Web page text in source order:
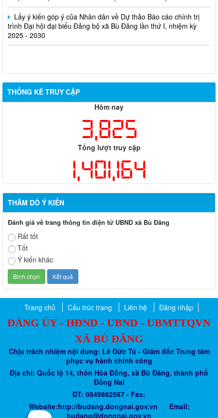
Lấy ý kiến góp ý của Nhân dân về Dự thảo Báo cáo chính trị
trình Đại hội đại biểu Đảng bộ xã Bù Đăng lần thứ I, nhiệm kỳ
2025 - 2030
THỐNG KÊ TRUY CẬP
Hôm nay
3,825
Tổng lượt truy cập
1,401,164
THĂM DÒ Ý KIẾN
Đánh giá về trang thông tin điện tử UBND xã Bù Đăng
Rất tốt
Tốt
Ý kiến khác
Trang chủ Cấu trúc trang Liên hệ Đăng nhập
ĐẢNG ỦY - HĐND - UBND - UBMTTQVN
XÃ BÙ ĐĂNG
Chịu trách nhiệm nội dung: Lê Đức Tú - Giám đốc Trung tâm
phục vụ hành chính công
Địa chỉ: Quốc lộ 14, thôn Hòa Đồng, xã Bù Đăng, thành phố
Đồng Nai
ĐT: 0849862567 - Fax:
Website:http://budang.dongnai.gov.vn Email:
budang@dongnai.gov.vn​